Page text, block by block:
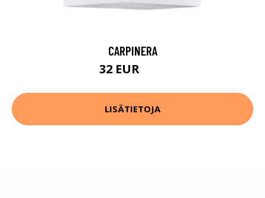
CARPINERA
32 EUR
LISÄTIETOJA